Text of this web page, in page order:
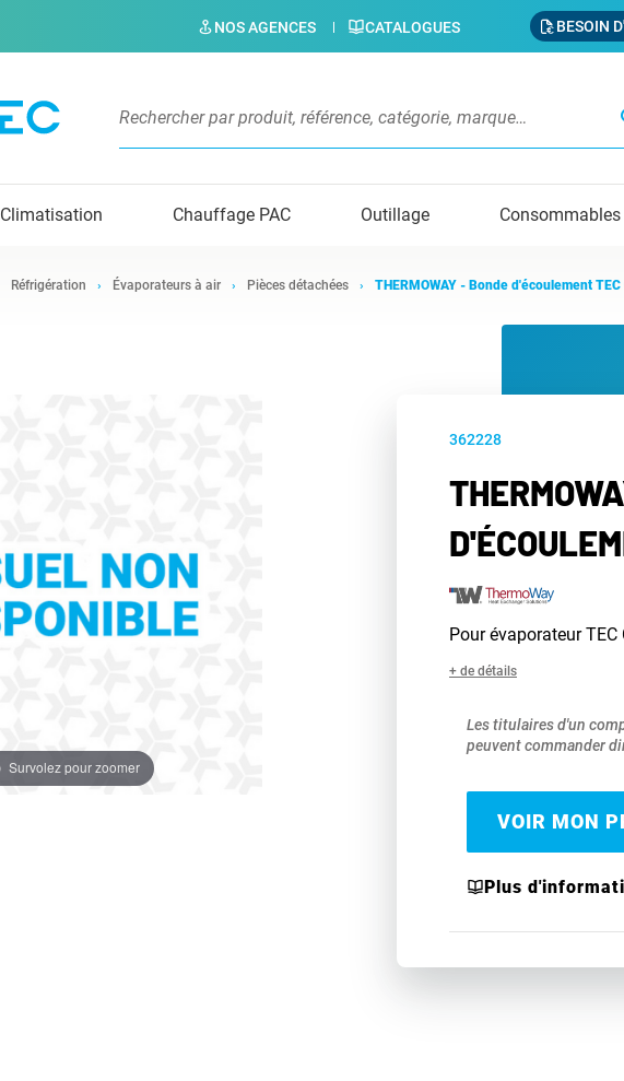
NOS AGENCES CATALOGUES BESOIN
Climatisation Chauffage PAC Outillage Consommables
Réfrigération Évaporateurs à air Pièces détachées THERMOWAY - Bonde d'écoulement TEC
Survolez pour zoomer
362228
Pour évaporateur TEC
+ de détails
Les titulaires d'un
peuvent commander
VOIR MON
Plus